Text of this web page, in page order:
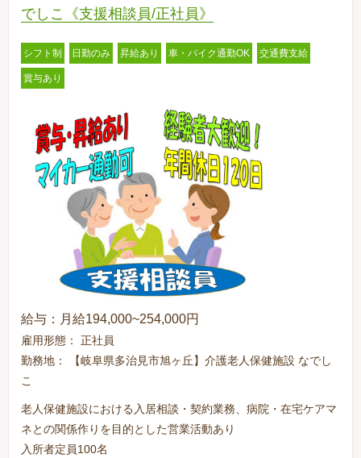
でしこ《支援相談員/正社員》
シフト制 日勤のみ 昇給あり 車・バイク通勤OK 交通費支給
賞与あり
給与：月給194,000~254,000円
雇用形態： 正社員
勤務地： 【岐阜県多治見市旭ヶ丘】介護老人保健施設 なでし
こ
老人保健施設における入居相談・契約業務、病院・在宅ケアマ
ネとの関係作りを目的とした営業活動あり
入所者定員100名